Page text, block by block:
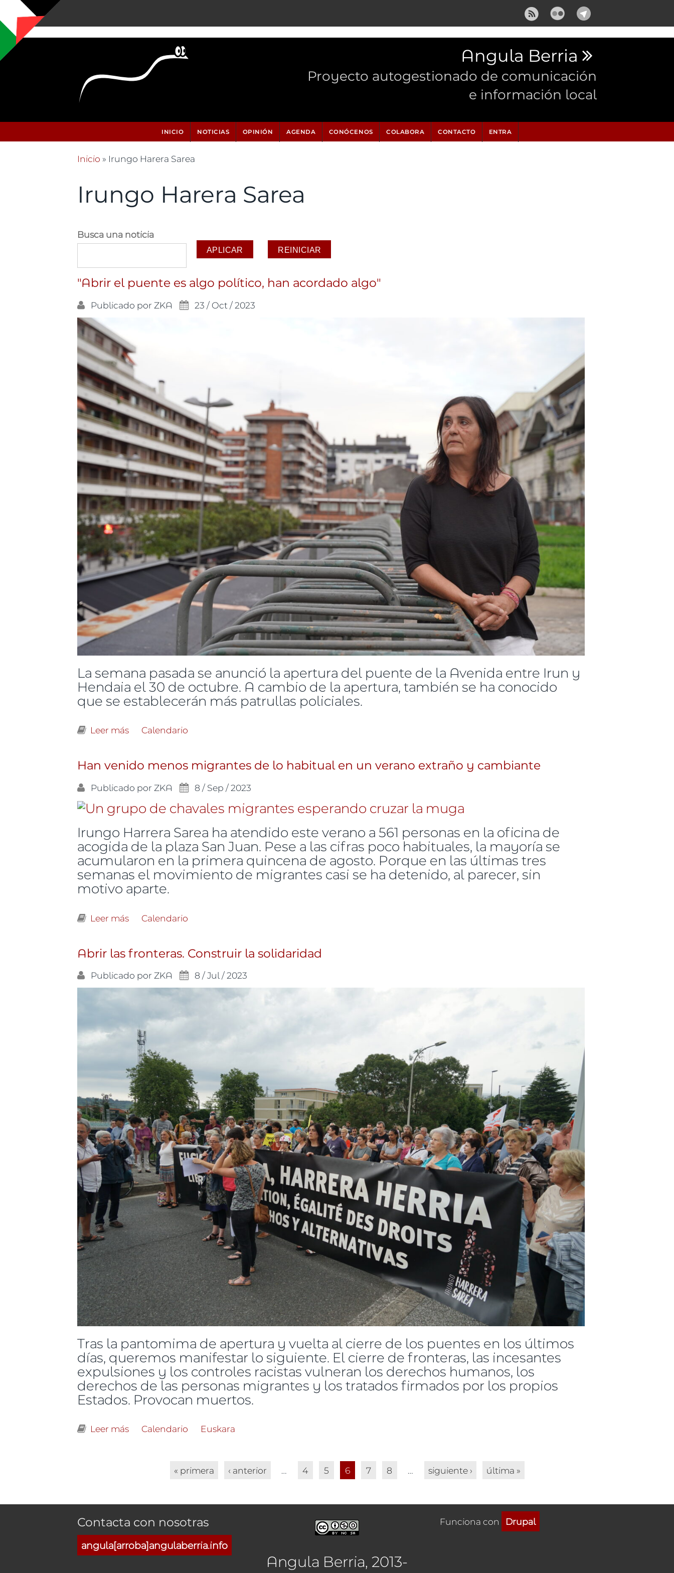
Pasar al contenido principal
Angula Berria
Proyecto autogestionado de comunicación
e información local
INICIO NOTICIAS OPINIÓN AGENDA CONÓCENOS COLABORA CONTACTO ENTRA
Se encuentra usted aquí
Inicio » Irungo Harera Sarea
Irungo Harera Sarea
Busca una noticia
"Abrir el puente es algo político, han acordado algo"
Publicado por ZKA 23 / Oct / 2023
La semana pasada se anunció la apertura del puente de la Avenida entre Irun y
Hendaia el 30 de octubre. A cambio de la apertura, también se ha conocido
que se establecerán más patrullas policiales.
Leer más sobre "Abrir el puente es algo político, han acordado algo"
Calendario
Han venido menos migrantes de lo habitual en un verano extraño y cambiante
Publicado por ZKA 8 / Sep / 2023
Irungo Harrera Sarea ha atendido este verano a 561 personas en la oficina de
acogida de la plaza San Juan. Pese a las cifras poco habituales, la mayoría se
acumularon en la primera quincena de agosto. Porque en las últimas tres
semanas el movimiento de migrantes casi se ha detenido, al parecer, sin
motivo aparte.
Leer más sobre Han venido menos migrantes de lo habitual en un verano extraño y cambiante
Calendario
Abrir las fronteras. Construir la solidaridad
Publicado porZKA 8 / Jul / 2023
Tras la pantomima de apertura y vuelta al cierre de los puentes en los últimos
días, queremos manifestar lo siguiente. El cierre de fronteras, las incesantes
expulsiones y los controles racistas vulneran los derechos humanos, los
derechos de las personas migrantes y los tratados firmados por los propios
Estados. Provocan muertos.
Leer más sobre Abrir las fronteras. Construir la solidaridad
Calendario Euskara
« primera ‹ anterior … 4 5 6 7 8 … siguiente › última »
Contacta con nosotras
angula[arroba]angulaberria.info
Angula Berria, 2013-
Funciona con Drupal